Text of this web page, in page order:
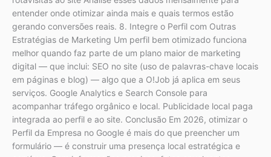
entender onde otimizar ainda mais e quais termos estão
gerando conversões reais. 8. Integre o Perfil com Outras
Estratégias de Marketing Um perfil bem otimizado funciona
melhor quando faz parte de um plano maior de marketing
digital — que inclui: SEO no site (uso de palavras-chave locais
em páginas e blog) — algo que a O!Job já aplica em seus
serviços. Google Analytics e Search Console para
acompanhar tráfego orgânico e local. Publicidade local paga
integrada ao perfil e ao site. Conclusão Em 2026, otimizar o
Perfil da Empresa no Google é mais do que preencher um
formulário — é construir uma presença local estratégica e